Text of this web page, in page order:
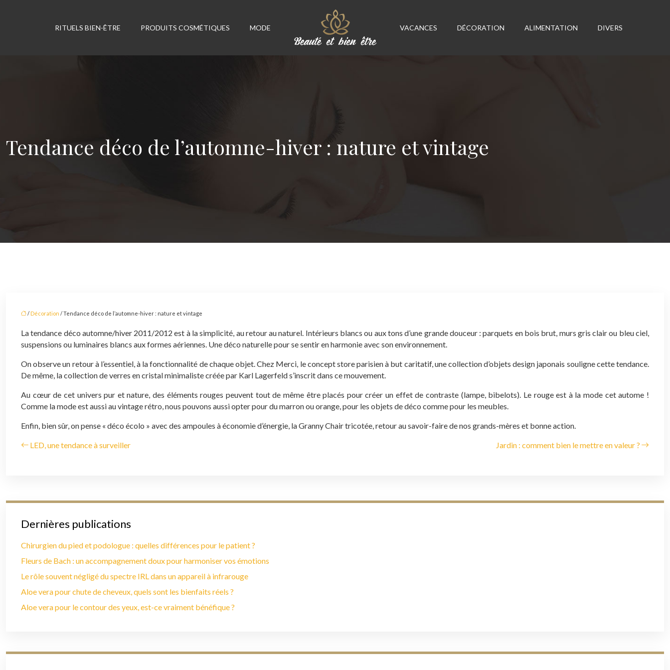
MODE
PRODUITS COSMÉTIQUES
RITUELS BIEN-ÊTRE VACANCES DÉCORATION ALIMENTATION DIVERS
Tendance déco de l’automne-hiver : nature et vintage
/ Décoration / Tendance déco de l’automne-hiver : nature et vintage
La tendance déco automne/hiver 2011/2012 est à la simplicité, au retour au naturel. Intérieurs blancs ou aux tons d’une grande douceur : parquets en bois brut, murs gris clair ou bleu ciel,
suspensions ou luminaires blancs aux formes aériennes. Une déco naturelle pour se sentir en harmonie avec son environnement.
On observe un retour à l’essentiel, à la fonctionnalité de chaque objet. Chez Merci, le concept store parisien à but caritatif, une collection d’objets design japonais souligne cette tendance.
De même, la collection de verres en cristal minimaliste créée par Karl Lagerfeld s’inscrit dans ce mouvement.
Au cœur de cet univers pur et nature, des éléments rouges peuvent tout de même être placés pour créer un effet de contraste (lampe, bibelots). Le rouge est à la mode cet autome !
Comme la mode est aussi au vintage rétro, nous pouvons aussi opter pour du marron ou orange, pour les objets de déco comme pour les meubles.
Enfin, bien sûr, on pense « déco écolo » avec des ampoules à économie d’énergie, la Granny Chair tricotée, retour au savoir-faire de nos grands-mères et bonne action.
LED, une tendance à surveiller Jardin : comment bien le mettre en valeur ?
Dernières publications
Chirurgien du pied et podologue : quelles différences pour le patient ?
Fleurs de Bach : un accompagnement doux pour harmoniser vos émotions
Le rôle souvent négligé du spectre IRL dans un appareil à infrarouge
Aloe vera pour chute de cheveux, quels sont les bienfaits réels ?
Aloe vera pour le contour des yeux, est-ce vraiment bénéfique ?